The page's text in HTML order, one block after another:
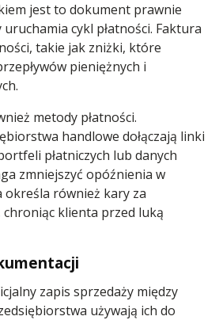
jest to dokument prawnie
cykl płatności. Faktura
takie jak zniżki, które
pieniężnych i
metody płatności.
handlowe dołączają linki
płatniczych lub danych
zmniejszyć opóźnienia w
określa również kary za
klienta przed luką
zapis sprzedaży między
używają ich do